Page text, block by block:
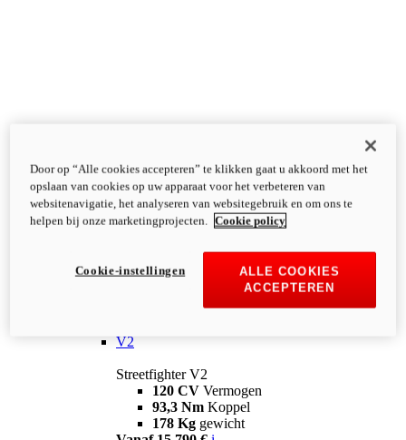
V2
Streetfighter V2
120 CV Vermogen
93,3 Nm Koppel
178 Kg gewicht
Door op “Alle cookies accepteren” te klikken gaat u akkoord met het
opslaan van cookies op uw apparaat voor het verbeteren van
websitenavigatie, het analyseren van websitegebruik en om ons te
helpen bij onze marketingprojecten.
Cookie policy
ALLE COOKIES
ACCEPTEREN
Cookie-instellingen